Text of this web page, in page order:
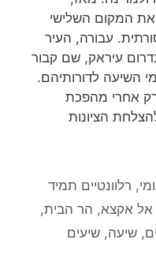
את המקום השלישי
עבורה, העיר
עיראק, שם קבור
השיעה לדורותיהם.
רק אחרי מהפכת
נגד להצלחת הציונות
, רלוונטיים תמיד
אל אקצא, הר הבית,
, שיעה, שיעים